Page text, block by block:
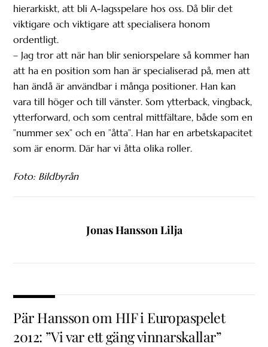
hierarkiskt, att bli A-lagsspelare hos oss. Då blir det
viktigare och viktigare att specialisera honom
ordentligt.
– Jag tror att när han blir seniorspelare så kommer han
att ha en position som han är specialiserad på, men att
han ändå är användbar i många positioner. Han kan
vara till höger och till vänster. Som ytterback, vingback,
ytterforward, och som central mittfältare, både som en
”nummer sex” och en ”åtta”. Han har en arbetskapacitet
som är enorm. Där har vi åtta olika roller.
Foto: Bildbyrån
Jonas Hansson Lilja
Pär Hansson om HIF i Europaspelet
2012: ”Vi var ett gäng vinnarskallar”